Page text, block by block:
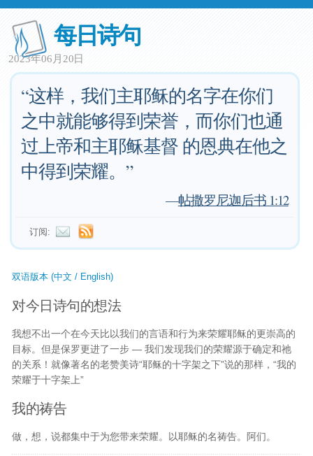
每日诗句
2023年06月20日
“这样，我们主耶稣的名字在你们
之中就能够得到荣誉，而你们也通
过上帝和主耶稣基督 的恩典在他之
中得到荣耀。”
—帖撒罗尼迦后书 1:12
订阅:
双语版本 (中文 / English)
对今日诗句的想法
我想不出一个在今天比以我们的言语和行为来荣耀耶稣的更崇高的
目标。但是保罗更进了一步 — 我们发现我们的荣耀源于确定和祂
的关系！就像著名的老赞美诗“耶稣的十字架之下”说的那样，“我的
荣耀于十字架上”
我的祷告
做，想，说都集中于为您带来荣耀。以耶稣的名祷告。阿们。